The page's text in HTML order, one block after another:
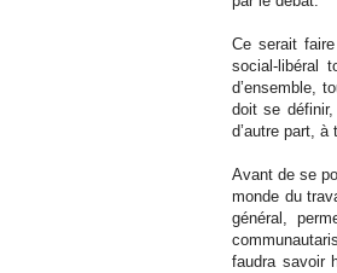
Ce serait
social-libéral
d’ensemble,
doit se
d’autre part,
Avant de se
monde du
général,
faudra savoir